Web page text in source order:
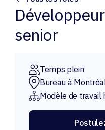
senior
Temps plein
Bureau à
Modèle de travail